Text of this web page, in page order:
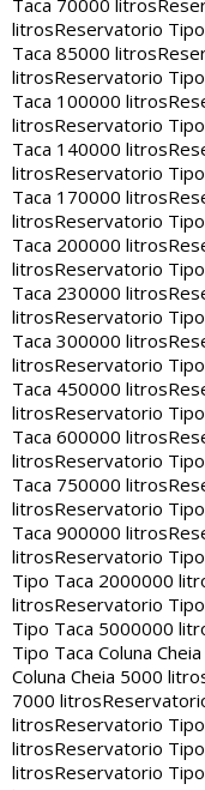
Taca 70000 litros
litrosReservatorio
Taca 85000 litros
litrosReservatorio
Taca 100000 litros
litrosReservatorio
Taca 140000 litros
litrosReservatorio
Taca 170000 litros
litrosReservatorio
Taca 200000 litros
litrosReservatorio
Taca 230000 litros
litrosReservatorio
Taca 300000 litros
litrosReservatorio
Taca 450000 litros
litrosReservatorio
Taca 600000 litros
litrosReservatorio
Taca 750000 litros
litrosReservatorio
Taca 900000 litros
litrosReservatorio
Tipo Taca 2000000
litrosReservatorio
Tipo Taca 5000000
Tipo Taca Coluna
Coluna Cheia 5000
7000 litros
litrosReservatorio
litrosReservatorio
litrosReservatorio